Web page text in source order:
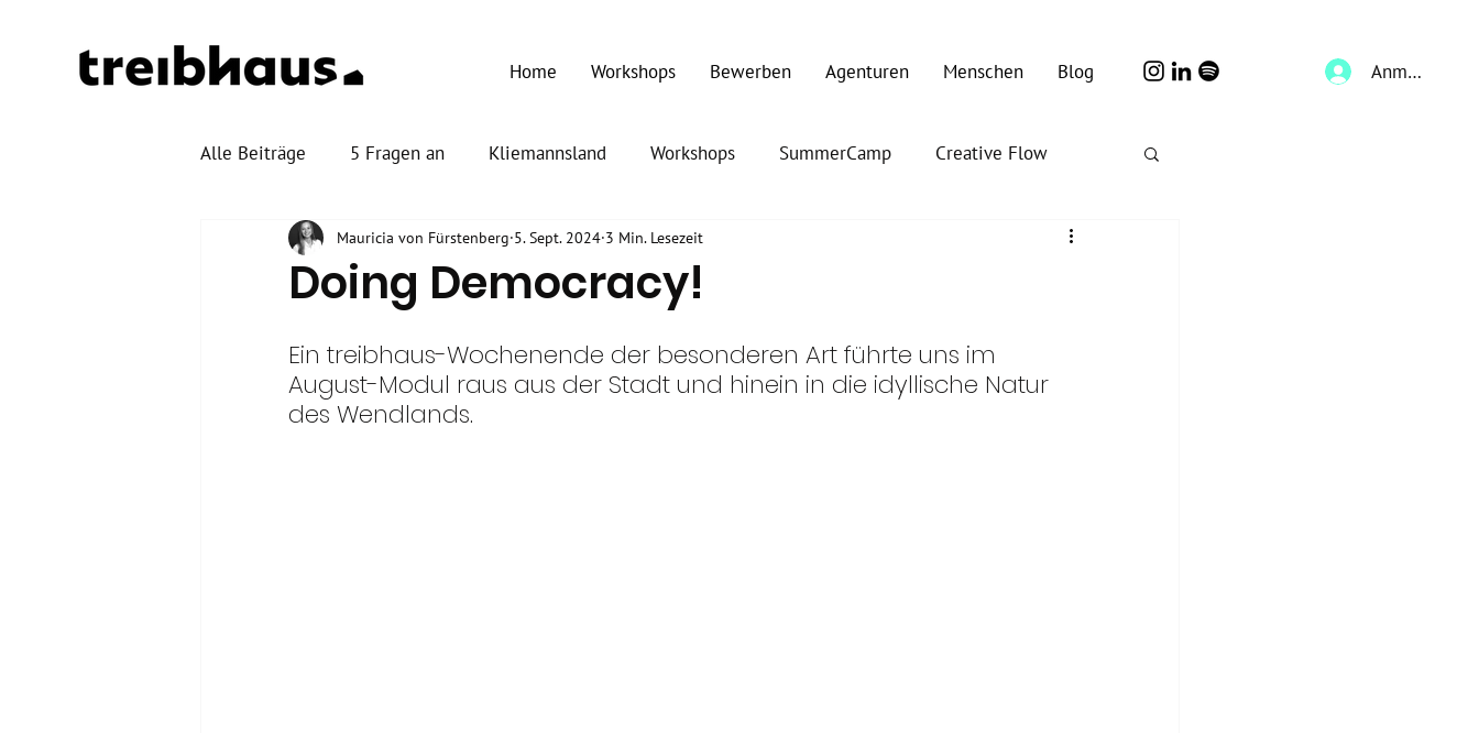
Home Workshops Bewerben Agenturen Menschen Blog Anmelden
Alle Beiträge 5 Fragen an Kliemannsland Workshops SummerCamp Creative Flow
Doing Democracy!
Mauricia von Fürstenberg 5. Sept. 2024 3 Min. Lesezeit
Ein treibhaus-Wochenende der besonderen Art führte uns im
August-Modul raus aus der Stadt und hinein in die idyllische Natur
des Wendlands.